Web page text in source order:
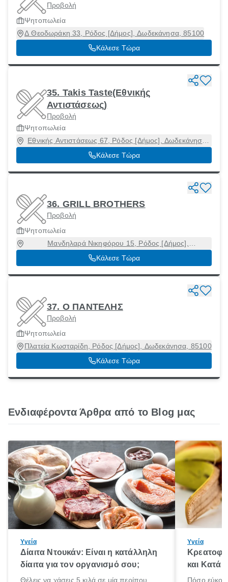
Προβολή
Ψητοπωλεία
Δ Θεοδωράκη 33, Ρόδος [Δήμος], Δωδεκάνησα, 85100
Κάλεσε Τώρα
35. Takis Taste(Εθνικής
Αντιστάσεως)
Προβολή
Ψητοπωλεία
Εθνικής Αντιστάσεως 67, Ρόδος [Δήμος], Δωδεκάνησα,
85100
Κάλεσε Τώρα
36. GRILL BROTHERS
Προβολή
Ψητοπωλεία
Μανδηλαρά Νικηφόρου 15, Ρόδος [Δήμος],
Δωδεκάνησα, 85131
Κάλεσε Τώρα
37. O ΠΑΝΤΕΛΗΣ
Προβολή
Ψητοπωλεία
Πλατεία Κωσταρίδη, Ρόδος [Δήμος], Δωδεκάνησα, 85100
Κάλεσε Τώρα
Ενδιαφέροντα Άρθρα από το Blog μας
Υγεία
Δίαιτα Ντουκάν: Είναι η κατάλληλη
δίαιτα για τον οργανισμό σου;
Θέλεις να χάσεις 5 κιλά σε μία περίπου
Υγεία
και Κατά
Πόσο